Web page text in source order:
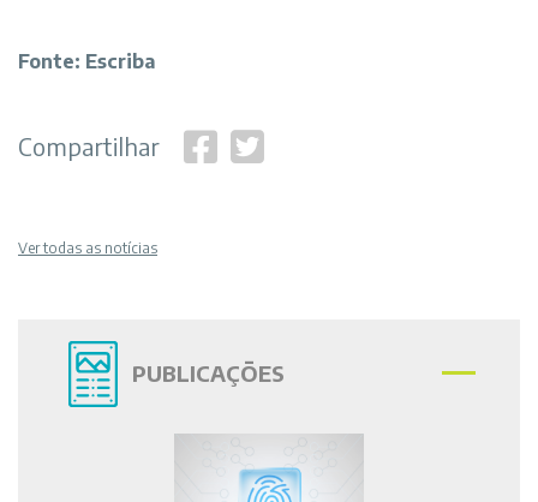
Fonte: Escriba
Compartilhar
Ver todas as notícias
PUBLICAÇÕES